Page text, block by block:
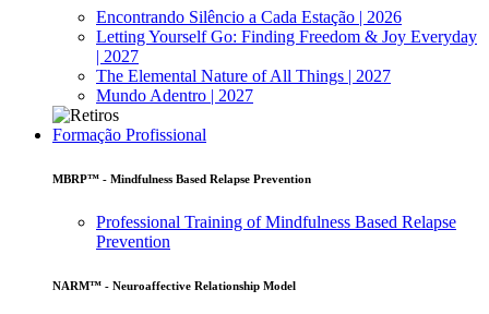
Encontrando Silêncio a Cada Estação | 2026
Letting Yourself Go: Finding Freedom & Joy Everyday
| 2027
The Elemental Nature of All Things | 2027
Mundo Adentro | 2027
Formação Profissional
MBRP™ - Mindfulness Based Relapse Prevention
Professional Training of Mindfulness Based Relapse
Prevention
NARM™ - Neuroaffective Relationship Model